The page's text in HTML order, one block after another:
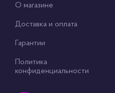
О магазине
Доставка и оплата
Гарантии
Политика
конфиденциальности